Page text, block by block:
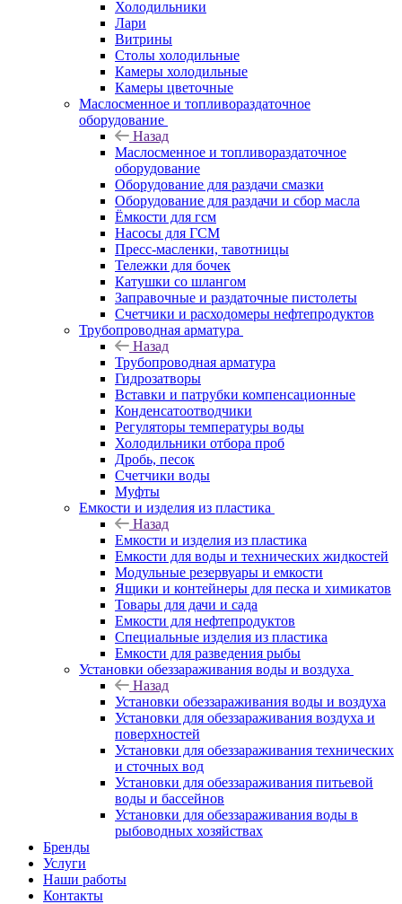
Холодильники
Лари
Витрины
Столы холодильные
Камеры холодильные
Камеры цветочные
Маслосменное и топливораздаточное
оборудование
Назад
Маслосменное и топливораздаточное
оборудование
Оборудование для раздачи смазки
Оборудование для раздачи и сбор масла
Ёмкости для гсм
Насосы для ГСМ
Пресс-масленки, тавотницы
Тележки для бочек
Катушки со шлангом
Заправочные и раздаточные пистолеты
Счетчики и расходомеры нефтепродуктов
Трубопроводная арматура
Назад
Трубопроводная арматура
Гидрозатворы
Вставки и патрубки компенсационные
Конденсатоотводчики
Регуляторы температуры воды
Холодильники отбора проб
Дробь, песок
Счетчики воды
Муфты
Емкости и изделия из пластика
Назад
Емкости и изделия из пластика
Емкости для воды и технических жидкостей
Модульные резервуары и емкости
Ящики и контейнеры для песка и химикатов
Товары для дачи и сада
Емкости для нефтепродуктов
Специальные изделия из пластика
Емкости для разведения рыбы
Установки обеззараживания воды и воздуха
Назад
Установки обеззараживания воды и воздуха
Установки для обеззараживания воздуха и
поверхностей
Установки для обеззараживания технических
и сточных вод
Установки для обеззараживания питьевой
воды и бассейнов
Установки для обеззараживания воды в
рыбоводных хозяйствах
Бренды
Услуги
Наши работы
Контакты